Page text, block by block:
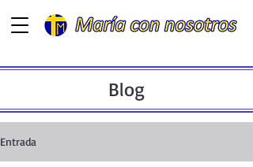
Blog
Entrada